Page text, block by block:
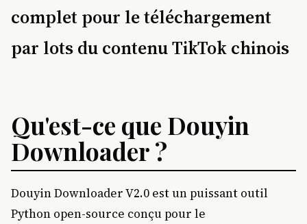
complet pour le téléchargement
par lots du contenu TikTok chinois
Qu'est-ce que Douyin
Downloader ?
Douyin Downloader V2.0 est un puissant outil
Python open-source conçu pour le